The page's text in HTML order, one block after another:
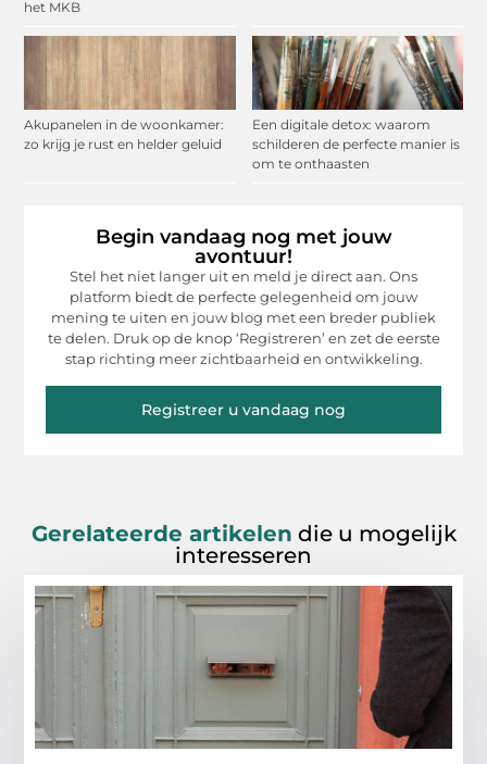
het MKB
Akupanelen in de woonkamer:
zo krijg je rust en helder geluid
Een digitale detox: waarom
schilderen de perfecte manier is
om te onthaasten
Begin vandaag nog met jouw
avontuur!
Stel het niet langer uit en meld je direct aan. Ons
platform biedt de perfecte gelegenheid om jouw
mening te uiten en jouw blog met een breder publiek
te delen. Druk op de knop ‘Registreren’ en zet de eerste
stap richting meer zichtbaarheid en ontwikkeling.
Registreer u vandaag nog
Gerelateerde artikelen die u mogelijk
interesseren